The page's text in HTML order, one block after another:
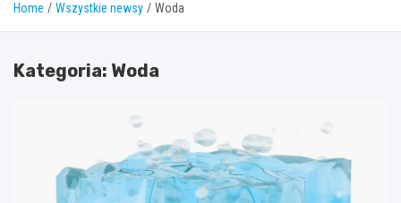
Home Wszystkie newsy Woda
Kategoria: Woda